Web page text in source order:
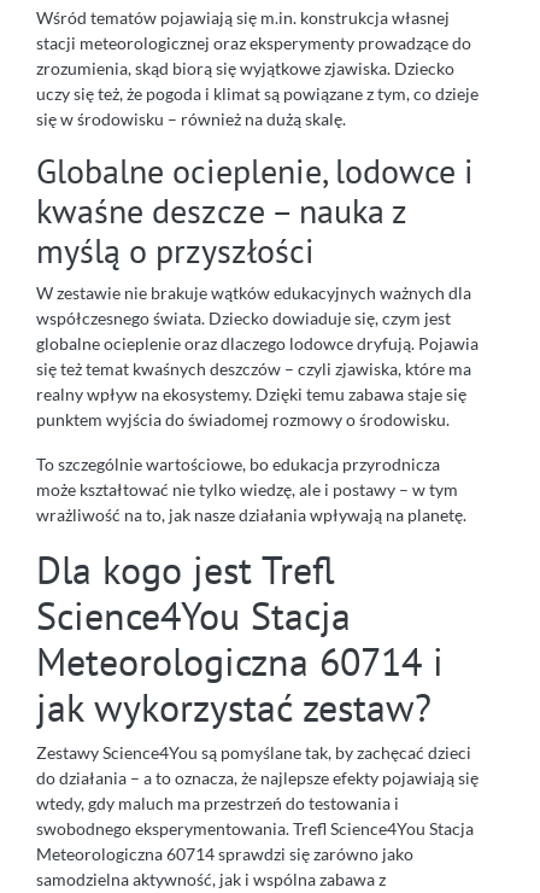
Wśród tematów pojawiają się m.in. konstrukcja własnej
stacji meteorologicznej oraz eksperymenty prowadzące do
zrozumienia, skąd biorą się wyjątkowe zjawiska. Dziecko
uczy się też, że pogoda i klimat są powiązane z tym, co dzieje
się w środowisku – również na dużą skalę.
Globalne ocieplenie, lodowce i
kwaśne deszcze – nauka z
myślą o przyszłości
W zestawie nie brakuje wątków edukacyjnych ważnych dla
współczesnego świata. Dziecko dowiaduje się, czym jest
globalne ocieplenie oraz dlaczego lodowce dryfują. Pojawia
się też temat kwaśnych deszczów – czyli zjawiska, które ma
realny wpływ na ekosystemy. Dzięki temu zabawa staje się
punktem wyjścia do świadomej rozmowy o środowisku.
To szczególnie wartościowe, bo edukacja przyrodnicza
może kształtować nie tylko wiedzę, ale i postawy – w tym
wrażliwość na to, jak nasze działania wpływają na planetę.
Dla kogo jest Trefl
Science4You Stacja
Meteorologiczna 60714 i
jak wykorzystać zestaw?
Zestawy Science4You są pomyślane tak, by zachęcać dzieci
do działania – a to oznacza, że najlepsze efekty pojawiają się
wtedy, gdy maluch ma przestrzeń do testowania i
swobodnego eksperymentowania. Trefl Science4You Stacja
Meteorologiczna 60714 sprawdzi się zarówno jako
samodzielna aktywność, jak i wspólna zabawa z